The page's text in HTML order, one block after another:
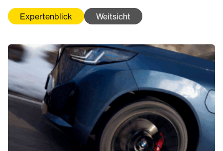
Expertenblick Weitsicht